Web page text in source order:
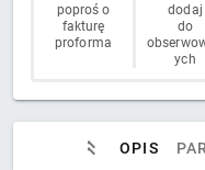
poproś o
fakturę
proforma
dodaj
do
ych
OPIS